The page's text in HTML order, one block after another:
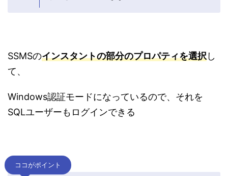
SSMSのインスタントの部分のプロパティを選択し
て、
Windows認証モードになっているので、それを
SQLユーザーもログインできる
ココがポイント